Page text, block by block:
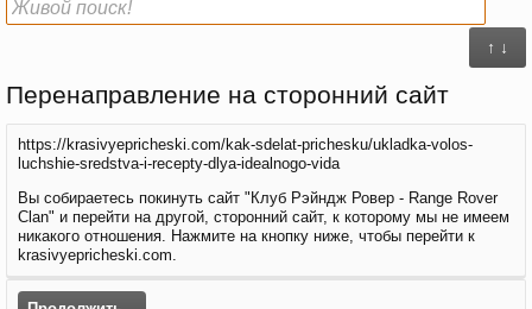
↑ ↓
Перенаправление на сторонний сайт
https://krasivyepricheski.com/kak-sdelat-prichesku/ukladka-volos-
luchshie-sredstva-i-recepty-dlya-idealnogo-vida
Вы собираетесь покинуть сайт "Клуб Рэйндж Ровер - Range Rover
Clan" и перейти на другой, сторонний сайт, к которому мы не имеем
никакого отношения. Нажмите на кнопку ниже, чтобы перейти к
krasivyepricheski.com.